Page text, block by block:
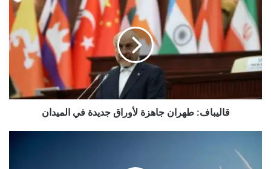
طهران
جاهزة
لأوراق
جديدة
في
الميدان
قاليباف: طهران جاهزة لأوراق جديدة في الميدان
الثورة